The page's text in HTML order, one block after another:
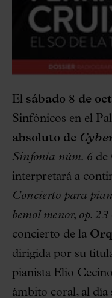
El sábado 8 de
Sinfónicos en el
absoluto de
Sinfonía núm. 6 de
interpretará a
Concierto para
bemol menor, op. 23
concierto de la
dirigida por su
pianista Elio
ámbito coral, al día